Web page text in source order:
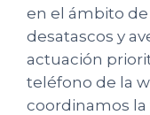
en el ámbito de
desatascos y
actuación
teléfono de la
coordinamos la